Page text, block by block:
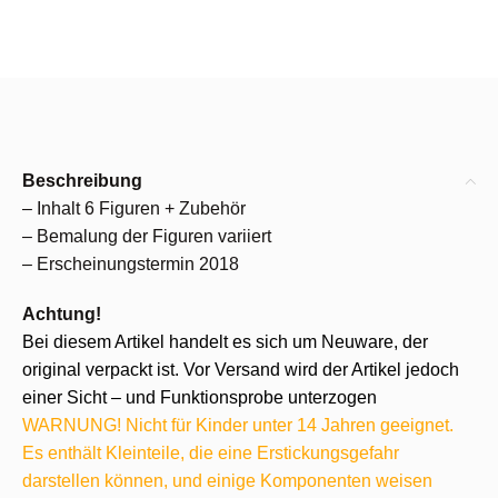
Beschreibung
– Inhalt 6 Figuren + Zubehör
– Bemalung der Figuren variiert
– Erscheinungstermin 2018
Achtung!
Bei diesem Artikel handelt es sich um Neuware, der
original verpackt ist. Vor Versand wird der Artikel jedoch
einer Sicht – und Funktionsprobe unterzogen
WARNUNG! Nicht für Kinder unter 14 Jahren geeignet.
Es enthält Kleinteile, die eine Erstickungsgefahr
darstellen können, und einige Komponenten weisen